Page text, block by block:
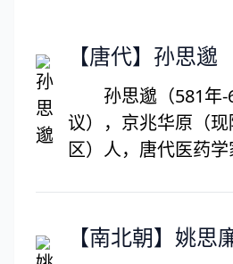
【唐代】孙思邈
孙思邈（581年-
议），京兆华原（
区）人，唐代医药
医疗方剂。他选择
【南北朝】姚思